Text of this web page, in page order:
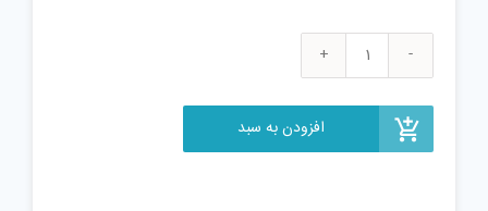
ابزار
سرگرمیافزودن به سبد